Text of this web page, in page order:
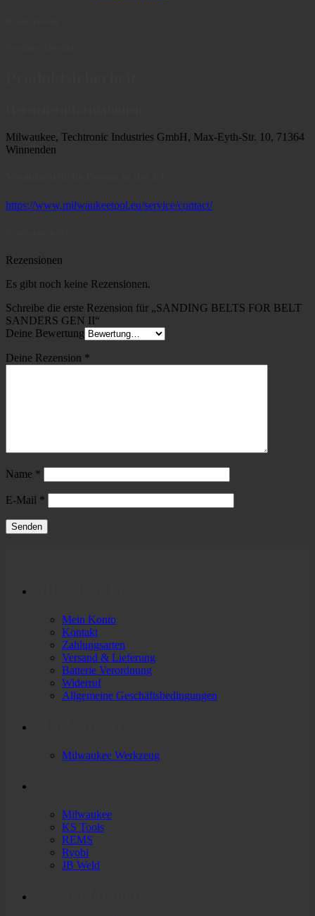
Milwaukee, Techtronic Industries GmbH, Max-Eyth-Str. 10, 71364
Winnenden
https://www.milwaukeetool.eu/service/contact/
Rezensionen
Es gibt noch keine Rezensionen.
Schreibe die erste Rezension für „SANDING BELTS FOR BELT
SANDERS GEN II“
Deine Bewertung
Deine Rezension *
Name *
E-Mail *
Mein Konto
Kontakt
Zahlungsarten
Versand & Lieferung
Batterie Verordnung
Widerruf
Allgemeine Geschäftsbedingungen
Milwaukee Werkzeug
Milwaukee
KS Tools
REMS
Ryobi
JB Weld